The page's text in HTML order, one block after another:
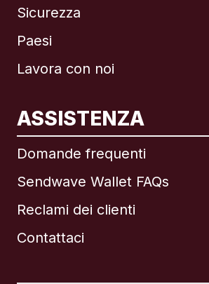
Sicurezza
Paesi
Lavora con noi
ASSISTENZA
Domande frequenti
Sendwave Wallet FAQs
Reclami dei clienti
Contattaci
Internazionale English
Brasile